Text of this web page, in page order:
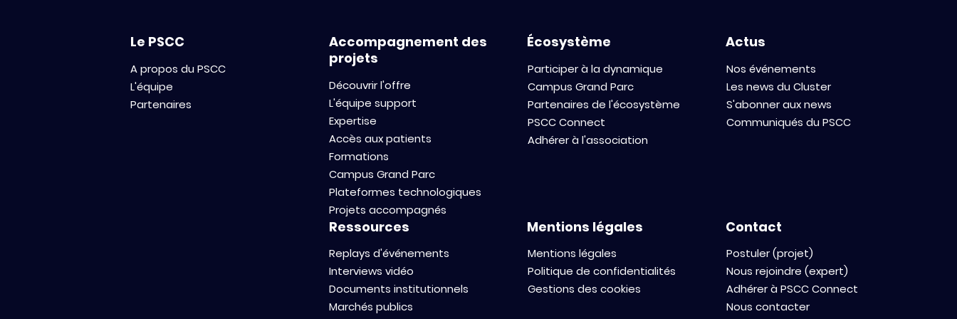
Le PSCC
A propos du PSCC
L'équipe
Partenaires
Accompagnement des
projets
Découvrir l'offre
L'équipe support
Expertise
Accès aux patients
Formations
Campus Grand Parc
Plateformes technologiques
Projets accompagnés
Écosystème
Participer à la dynamique
Campus Grand Parc
Partenaires de l'écosystème
PSCC Connect
Adhérer à l'association
Actus
Nos événements
Les news du Cluster
S'abonner aux news
Communiqués du PSCC
Ressources
Replays d'événements
Interviews vidéo
Documents institutionnels
Marchés publics
Mentions légales
Mentions légales
Politique de confidentialités
Gestions des cookies
Contact
Postuler (projet)
Nous rejoindre (expert)
Adhérer à PSCC Connect
Nous contacter